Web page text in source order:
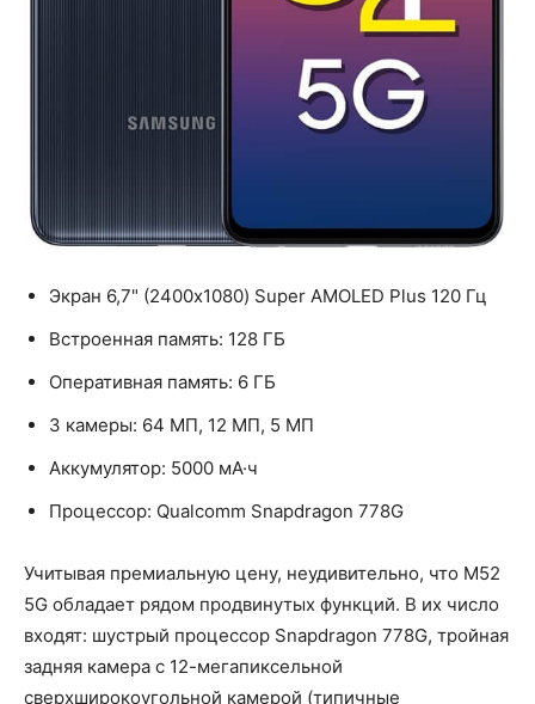
Экран 6,7" (2400x1080) Super AMOLED Plus 120 Гц
Встроенная память: 128 ГБ
Оперативная память: 6 ГБ
3 камеры: 64 МП, 12 МП, 5 МП
Аккумулятор: 5000 мА·ч
Процессор: Qualcomm Snapdragon 778G
Учитывая премиальную цену, неудивительно, что M52
5G обладает рядом продвинутых функций. В их число
входят: шустрый процессор Snapdragon 778G, тройная
задняя камера с 12-мегапиксельной
сверхширокоугольной камерой (типичные